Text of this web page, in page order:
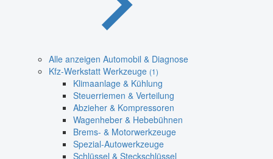
Alle anzeigen Automobil & Diagnose
Kfz-Werkstatt Werkzeuge (1)
Klimaanlage & Kühlung
Steuerriemen & Verteilung
Abzieher & Kompressoren
Wagenheber & Hebebühnen
Brems- & Motorwerkzeuge
Spezial-Autowerkzeuge
Schlüssel & Steckschlüssel